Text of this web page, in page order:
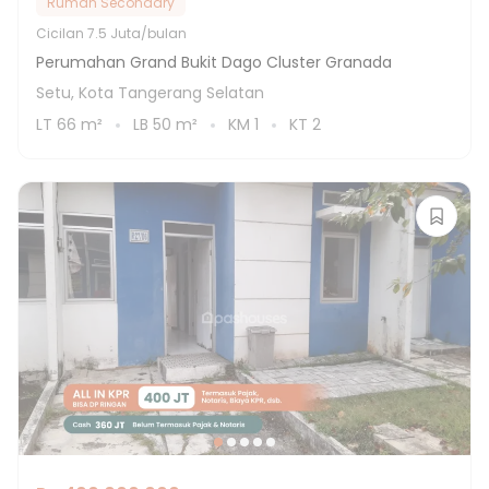
Cicilan 7.5 Juta/bulan
Perumahan Grand Bukit Dago Cluster Granada
Setu, Kota Tangerang Selatan
LT 66 m² LB 50 m² KM 1 KT 2